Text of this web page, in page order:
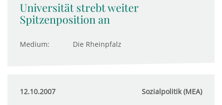
Universität strebt weiter
Spitzenposition an
Medium: Die Rheinpfalz
12.10.2007 Sozialpolitik (MEA)